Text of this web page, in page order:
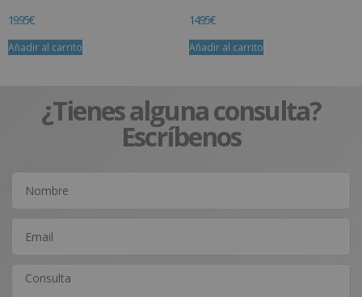
19.95€
Añadir al carrito
14.95€
Añadir al carrito
¿Tienes alguna consulta?
Escríbenos